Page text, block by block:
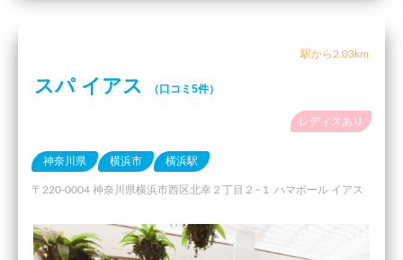
駅から2.03km
スパ イアス （口コミ5件）
レディスあり
神奈川県 横浜市 横浜駅
〒220-0004 神奈川県横浜市西区北幸２丁目２−１ ハマボール イアス